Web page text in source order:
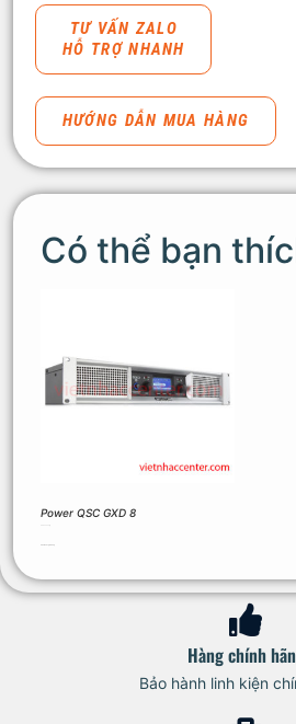
TƯ VẤN ZALO
HỖ TRỢ NHANH
HƯỚNG DẪN MUA HÀNG
Có thể bạn
Power QSC GXD 8
Hàng chính
Bảo hành linh kiện